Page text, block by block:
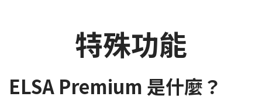
特殊功能
ELSA Premium 是什麼？